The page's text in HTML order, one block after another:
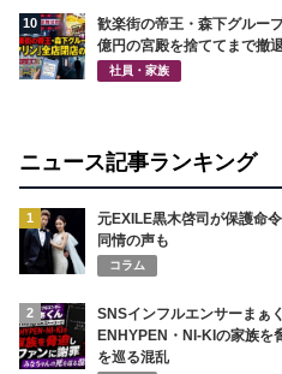
10
歓楽街の帝王・森下グルー
億円の宮殿を捨ててまで撤
社員・家族
ニュース記事ランキング
1
元EXILE黒木啓司が保護命
同情の声も
コラム
2
SNSインフルエンサーまぁ
ENHYPEN・NI-KIの家族を
を巡る混乱